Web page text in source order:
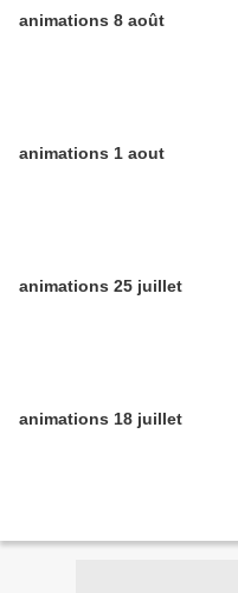
animations 8 août
animations 1 aout
animations 25 juillet
animations 18 juillet